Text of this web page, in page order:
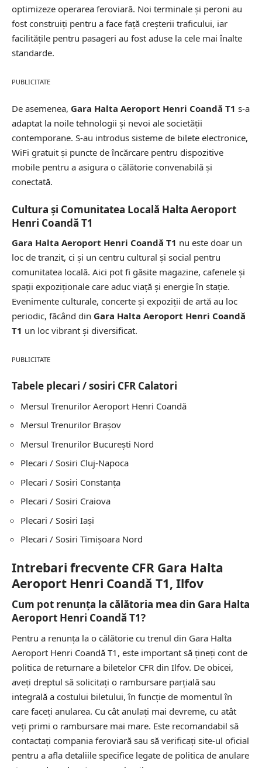
optimizeze operarea feroviară. Noi terminale și peroni au
fost construiți pentru a face față creșterii traficului, iar
facilitățile pentru pasageri au fost aduse la cele mai înalte
standarde.
PUBLICITATE
De asemenea, Gara Halta Aeroport Henri Coandă T1 s-a
adaptat la noile tehnologii și nevoi ale societății
contemporane. S-au introdus sisteme de bilete electronice,
WiFi gratuit și puncte de încărcare pentru dispozitive
mobile pentru a asigura o călătorie convenabilă și
conectată.
Cultura și Comunitatea Locală Halta Aeroport
Henri Coandă T1
Gara Halta Aeroport Henri Coandă T1 nu este doar un
loc de tranzit, ci și un centru cultural și social pentru
comunitatea locală. Aici pot fi găsite magazine, cafenele și
spații expoziționale care aduc viață și energie în stație.
Evenimente culturale, concerte și expoziții de artă au loc
periodic, făcând din Gara Halta Aeroport Henri Coandă
T1 un loc vibrant și diversificat.
PUBLICITATE
Tabele plecari / sosiri CFR Calatori
Mersul Trenurilor Aeroport Henri Coandă
Mersul Trenurilor Brașov
Mersul Trenurilor București Nord
Plecari / Sosiri Cluj-Napoca
Plecari / Sosiri Constanţa
Plecari / Sosiri Craiova
Plecari / Sosiri Iași
Plecari / Sosiri Timișoara Nord
Intrebari frecvente CFR Gara Halta
Aeroport Henri Coandă T1, Ilfov
Cum pot renunța la călătoria mea din Gara Halta
Aeroport Henri Coandă T1?
Pentru a renunța la o călătorie cu trenul din Gara Halta
Aeroport Henri Coandă T1, este important să țineți cont de
politica de returnare a biletelor CFR din Ilfov. De obicei,
aveți dreptul să solicitați o rambursare parțială sau
integrală a costului biletului, în funcție de momentul în
care faceți anularea. Cu cât anulați mai devreme, cu atât
veți primi o rambursare mai mare. Este recomandabil să
contactați compania feroviară sau să verificați site-ul oficial
pentru a afla detaliile specifice legate de politica de anulare